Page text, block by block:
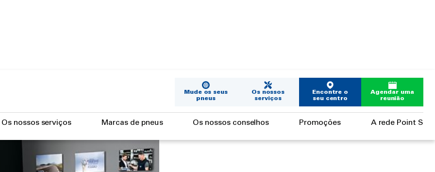
Mude os seus
pneus
Os nossos
serviços
Encontre o
seu centro
Agendar uma
reunião
Os nossos serviços Marcas de pneus Os nossos conselhos Promoções A rede Point S